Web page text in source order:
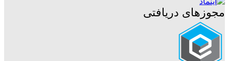
مجوزهای دریافتی